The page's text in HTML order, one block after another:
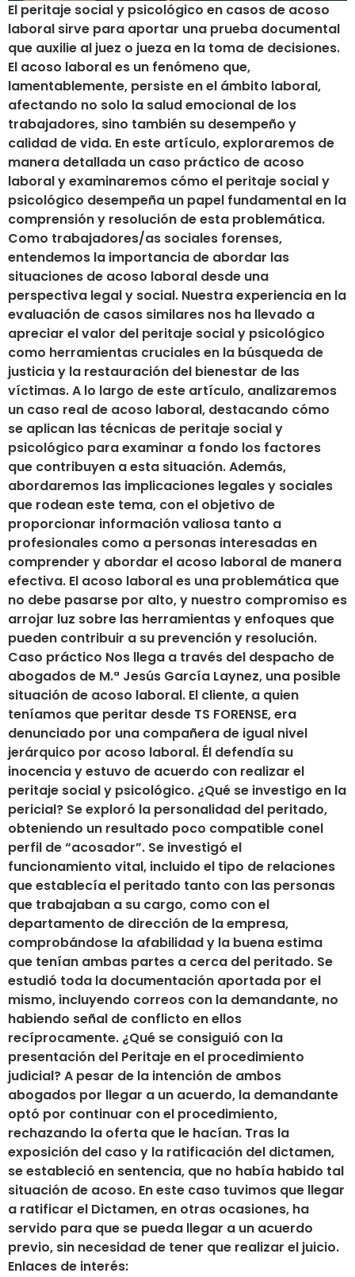
El peritaje social y psicológico en casos de acoso
laboral sirve para aportar una prueba documental
que auxilie al juez o jueza en la toma de decisiones.
El acoso laboral es un fenómeno que,
lamentablemente, persiste en el ámbito laboral,
afectando no solo la salud emocional de los
trabajadores, sino también su desempeño y
calidad de vida. En este artículo, exploraremos de
manera detallada un caso práctico de acoso
laboral y examinaremos cómo el peritaje social y
psicológico desempeña un papel fundamental en la
comprensión y resolución de esta problemática.
Como trabajadores/as sociales forenses,
entendemos la importancia de abordar las
situaciones de acoso laboral desde una
perspectiva legal y social. Nuestra experiencia en la
evaluación de casos similares nos ha llevado a
apreciar el valor del peritaje social y psicológico
como herramientas cruciales en la búsqueda de
justicia y la restauración del bienestar de las
víctimas. A lo largo de este artículo, analizaremos
un caso real de acoso laboral, destacando cómo
se aplican las técnicas de peritaje social y
psicológico para examinar a fondo los factores
que contribuyen a esta situación. Además,
abordaremos las implicaciones legales y sociales
que rodean este tema, con el objetivo de
proporcionar información valiosa tanto a
profesionales como a personas interesadas en
comprender y abordar el acoso laboral de manera
efectiva. El acoso laboral es una problemática que
no debe pasarse por alto, y nuestro compromiso es
arrojar luz sobre las herramientas y enfoques que
pueden contribuir a su prevención y resolución.
Caso práctico Nos llega a través del despacho de
abogados de M.ª Jesús García Laynez, una posible
situación de acoso laboral. El cliente, a quien
teníamos que peritar desde TS FORENSE, era
denunciado por una compañera de igual nivel
jerárquico por acoso laboral. Él defendía su
inocencia y estuvo de acuerdo con realizar el
peritaje social y psicológico. ¿Qué se investigo en la
pericial? Se exploró la personalidad del peritado,
obteniendo un resultado poco compatible conel
perfil de “acosador”. Se investigó el
funcionamiento vital, incluido el tipo de relaciones
que establecía el peritado tanto con las personas
que trabajaban a su cargo, como con el
departamento de dirección de la empresa,
comprobándose la afabilidad y la buena estima
que tenían ambas partes a cerca del peritado. Se
estudió toda la documentación aportada por el
mismo, incluyendo correos con la demandante, no
habiendo señal de conflicto en ellos
recíprocamente. ¿Qué se consiguió con la
presentación del Peritaje en el procedimiento
judicial? A pesar de la intención de ambos
abogados por llegar a un acuerdo, la demandante
optó por continuar con el procedimiento,
rechazando la oferta que le hacían. Tras la
exposición del caso y la ratificación del dictamen,
se estableció en sentencia, que no había habido tal
situación de acoso. En este caso tuvimos que llegar
a ratificar el Dictamen, en otras ocasiones, ha
servido para que se pueda llegar a un acuerdo
previo, sin necesidad de tener que realizar el juicio.
Enlaces de interés: